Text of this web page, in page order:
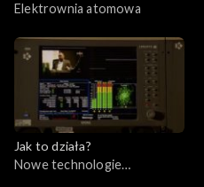
Elektrownia atomowa
Jak to działa?
Nowe technologie